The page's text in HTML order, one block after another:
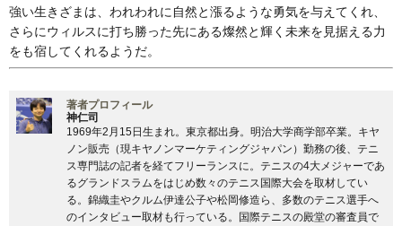
強い生きざまは、われわれに自然と漲るような勇気を与えてくれ、
さらにウィルスに打ち勝った先にある燦然と輝く未来を見据える力
をも宿してくれるようだ。
著者プロフィール
神仁司
1969年2月15日生まれ。東京都出身。明治大学商学部卒業。キヤ
ノン販売（現キヤノンマーケティングジャパン）勤務の後、テニ
ス専門誌の記者を経てフリーランスに。テニスの4大メジャーであ
るグランドスラムをはじめ数々のテニス国際大会を取材してい
る。錦織圭やクルム伊達公子や松岡修造ら、多数のテニス選手へ
のインタビュー取材も行っている。国際テニスの殿堂の審査員で